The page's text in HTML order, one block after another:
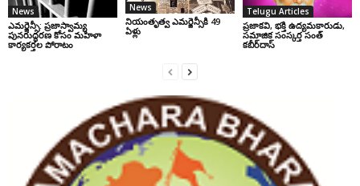
News
ఎమర్జెన్సీ: ప్రజాస్వామ్య
పునరుద్ధరణ కోసం మహిళా
కార్యకర్తల పోరాటం
News
నియంతృత్వ ఎమర్జెన్సీకి 49
ఏళ్లు
Telugu Articles
ప్రజాకవి, భక్తి ఉద్యమకారుడు,
సమాజిక సంస్కర్త సంత్‌
కబీర్‌దాస్‌